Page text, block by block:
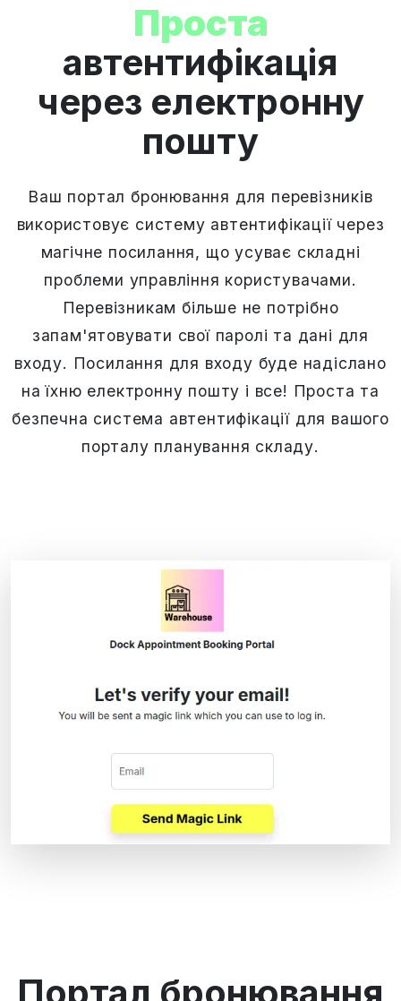
Проста
автентифікація
через електронну
пошту
Ваш портал бронювання для перевізників
використовує систему автентифікації через
магічне посилання, що усуває складні
проблеми управління користувачами.
Перевізникам більше не потрібно
запам'ятовувати свої паролі та дані для
входу. Посилання для входу буде надіслано
на їхню електронну пошту і все! Проста та
безпечна система автентифікації для вашого
порталу планування складу.
Портал бронювання